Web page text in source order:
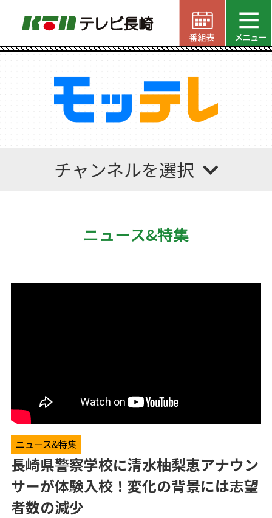
チャンネルを選択
ニュース&特集
ニュース&特集
長崎県警察学校に清水柚梨恵アナウン
サーが体験入校！変化の背景には志望
者数の減少